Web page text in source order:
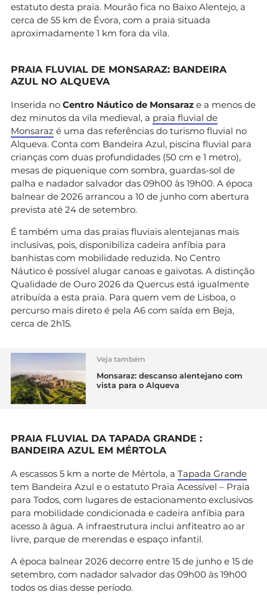
estatuto desta praia. Mourão fica no Baixo Alentejo, a
cerca de 55 km de Évora, com a praia situada
aproximadamente 1 km fora da vila.
PRAIA FLUVIAL DE MONSARAZ: BANDEIRA
AZUL NO ALQUEVA
Inserida no Centro Náutico de Monsaraz e a menos de
dez minutos da vila medieval, a praia fluvial de
Monsaraz é uma das referências do turismo fluvial no
Alqueva. Conta com Bandeira Azul, piscina fluvial para
crianças com duas profundidades (50 cm e 1 metro),
mesas de piquenique com sombra, guardas-sol de
palha e nadador salvador das 09h00 às 19h00. A época
balnear de 2026 arrancou a 10 de junho com abertura
prevista até 24 de setembro.
É também uma das praias fluviais alentejanas mais
inclusivas, pois, disponibiliza cadeira anfíbia para
banhistas com mobilidade reduzida. No Centro
Náutico é possível alugar canoas e gaivotas. A distinção
Qualidade de Ouro 2026 da Quercus está igualmente
atribuída a esta praia. Para quem vem de Lisboa, o
percurso mais direto é pela A6 com saída em Beja,
cerca de 2h15.
Veja também
Monsaraz: descanso alentejano com
vista para o Alqueva
PRAIA FLUVIAL DA TAPADA GRANDE :
BANDEIRA AZUL EM MÉRTOLA
A escassos 5 km a norte de Mértola, a Tapada Grande
tem Bandeira Azul e o estatuto Praia Acessível – Praia
para Todos, com lugares de estacionamento exclusivos
para mobilidade condicionada e cadeira anfíbia para
acesso à água. A infraestrutura inclui anfiteatro ao ar
livre, parque de merendas e espaço infantil.
A época balnear 2026 decorre entre 15 de junho e 15 de
setembro, com nadador salvador das 09h00 às 19h00
todos os dias desse período.